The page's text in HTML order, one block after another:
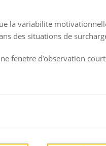
la variabilite
des situations de
fenetre d’observation